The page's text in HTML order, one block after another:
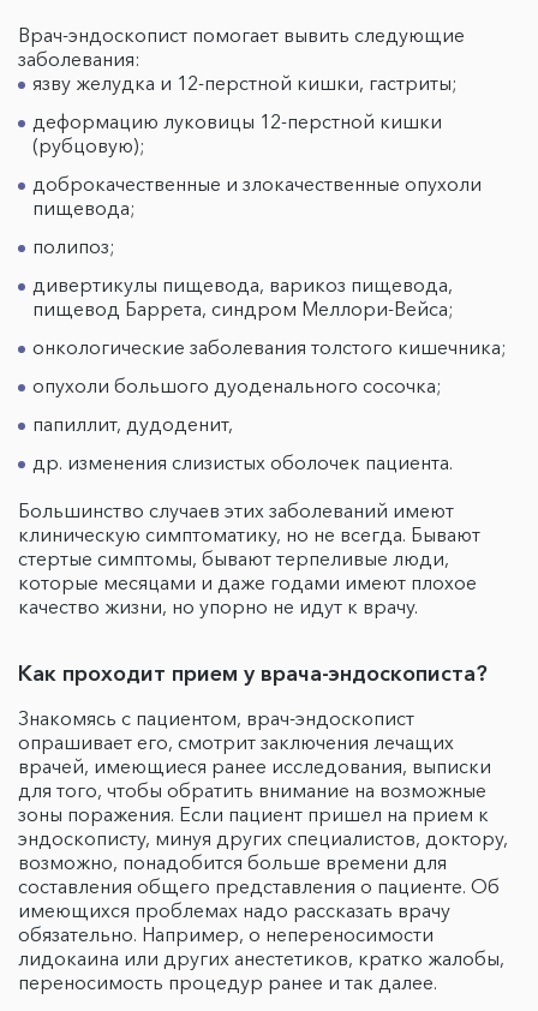
Врач-эндоскопист помогает вывить следующие
заболевания:
язву желудка и 12-перстной кишки, гастриты;
деформацию луковицы 12-перстной кишки
(рубцовую);
доброкачественные и злокачественные опухоли
пищевода;
полипоз;
дивертикулы пищевода, варикоз пищевода,
пищевод Баррета, синдром Меллори-Вейса;
онкологические заболевания толстого кишечника;
опухоли большого дуоденального сосочка;
папиллит, дудоденит,
др. изменения слизистых оболочек пациента.
Большинство случаев этих заболеваний имеют
клиническую симптоматику, но не всегда. Бывают
стертые симптомы, бывают терпеливые люди,
которые месяцами и даже годами имеют плохое
качество жизни, но упорно не идут к врачу.
Как проходит прием у врача-эндоскописта?
Знакомясь с пациентом, врач-эндоскопист
опрашивает его, смотрит заключения лечащих
врачей, имеющиеся ранее исследования, выписки
для того, чтобы обратить внимание на возможные
зоны поражения. Если пациент пришел на прием к
эндоскописту, минуя других специалистов, доктору,
возможно, понадобится больше времени для
составления общего представления о пациенте. Об
имеющихся проблемах надо рассказать врачу
обязательно. Например, о непереносимости
лидокаина или других анестетиков, кратко жалобы,
переносимость процедур ранее и так далее.